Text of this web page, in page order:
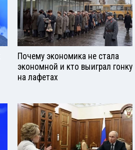
Почему экономика не стала
экономной и кто выиграл гонку
на лафетах